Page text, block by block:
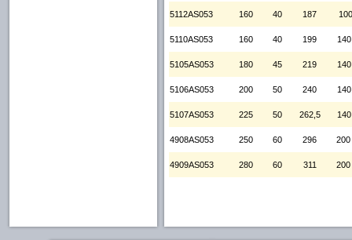
5112AS053 160 40 187
5110AS053 160 40 199
5105AS053 180 45 219
5106AS053 200 50 240
5107AS053 225 50 262,5
4908AS053 250 60 296
4909AS053 280 60 311